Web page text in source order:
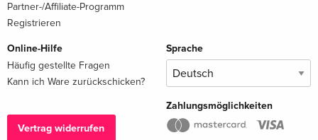
Partner-/Affiliate-Programm
Registrieren
Online-Hilfe
Häufig gestellte Fragen
Kann ich Ware zurückschicken?
Vertrag widerrufen
Sprache
Zahlungsmöglichkeiten